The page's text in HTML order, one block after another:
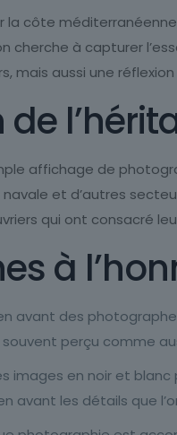
la côte
à capturer
mais aussi une
affichage de
et d’autres
qui ont consacré
à
avant des
perçu comme
images en noir et
avant les détails que